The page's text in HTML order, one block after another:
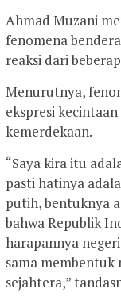
Ahmad Muzani
fenomena
reaksi dari
Menurutnya,
ekspresi
kemerdekaan.
“Saya kira itu
pasti hatinya
putih, bentuknya
bahwa Republik
harapannya
sama membentuk
sejahtera,”